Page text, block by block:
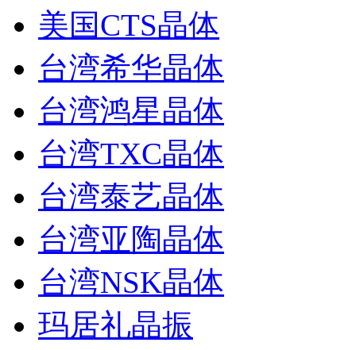
美国CTS晶体
台湾希华晶体
台湾鸿星晶体
台湾TXC晶体
台湾泰艺晶体
台湾亚陶晶体
台湾NSK晶体
玛居礼晶振